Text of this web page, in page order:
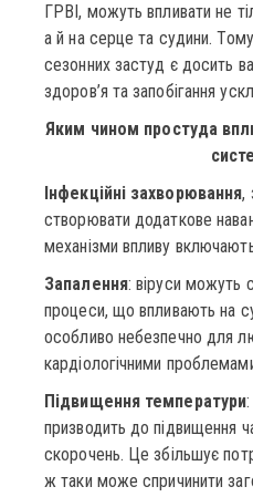
ГРВІ, можуть впливати не
а й на серце та судини.
сезонних застуд є досить
здоров’я та запобігання
Яким чином простуда
Інфекційні захворювання,
створювати додаткове
механізми впливу
Запалення: віруси можуть
процеси, що впливають на
особливо небезпечно для
кардіологічними
Підвищення температури
призводить до підвищення
скорочень. Це збільшує
ж таки може спричинити